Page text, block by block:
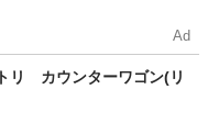
Ad
リ カウンターワゴン(リ